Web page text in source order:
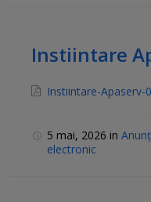
Instiintare
Instiintare-Apaserv-
5 mai, 2026 in
electronic